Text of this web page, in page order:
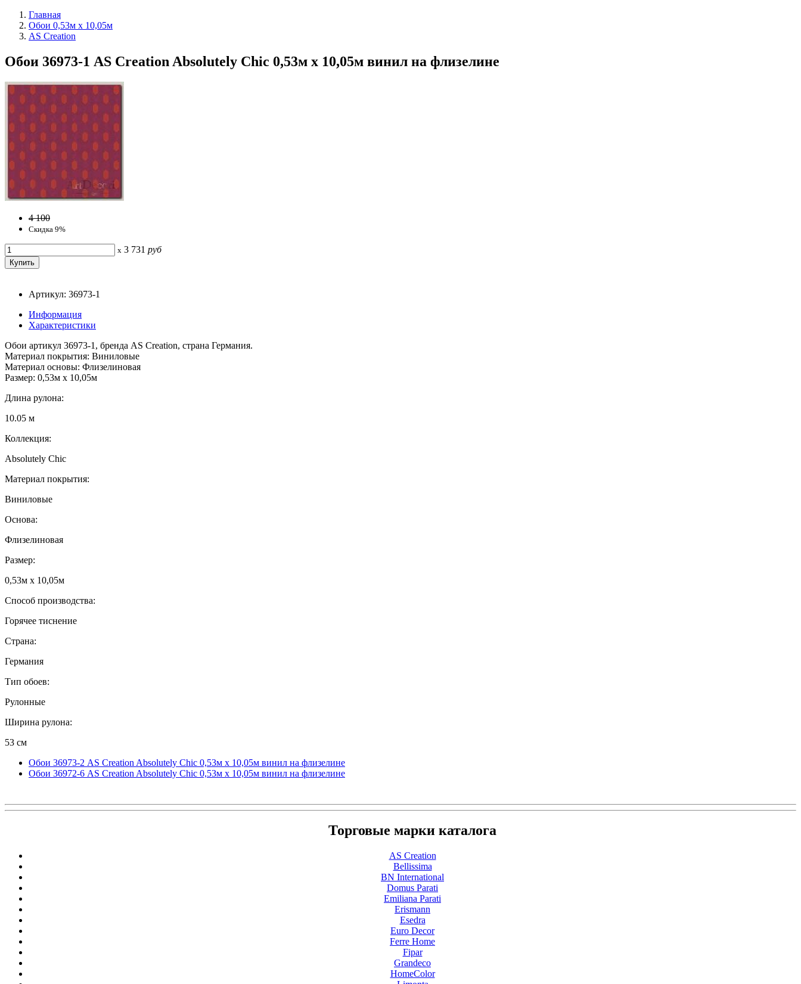
Главная
Обои 0,53м x 10,05м
AS Creation
Обои 36973-1 AS Creation Absolutely Chic 0,53м x 10,05м винил на флизелине
4 100
Скидка 9%
x 3 731 руб
Артикул: 36973-1
Информация
Характеристики
Обои артикул 36973-1, бренда AS Creation, страна Германия.
Материал покрытия: Виниловые
Материал основы: Флизелиновая
Размер: 0,53м x 10,05м
Длина рулона:
10.05 м
Коллекция:
Absolutely Chic
Материал покрытия:
Виниловые
Основа:
Флизелиновая
Размер:
0,53м x 10,05м
Способ производства:
Горячее тиснение
Страна:
Германия
Тип обоев:
Рулонные
Ширина рулона:
53 см
Обои 36973-2 AS Creation Absolutely Chic 0,53м x 10,05м винил на флизелине
Обои 36972-6 AS Creation Absolutely Chic 0,53м x 10,05м винил на флизелине
Торговые марки каталога
AS Creation
Bellissima
BN International
Domus Parati
Emiliana Parati
Erismann
Esedra
Euro Decor
Ferre Home
Fipar
Grandeco
HomeColor